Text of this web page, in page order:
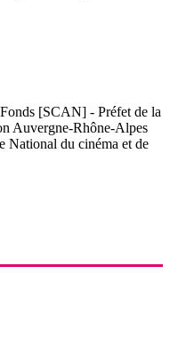
[SCAN] - Préfet de la
Auvergne-Rhône-Alpes
du cinéma et de